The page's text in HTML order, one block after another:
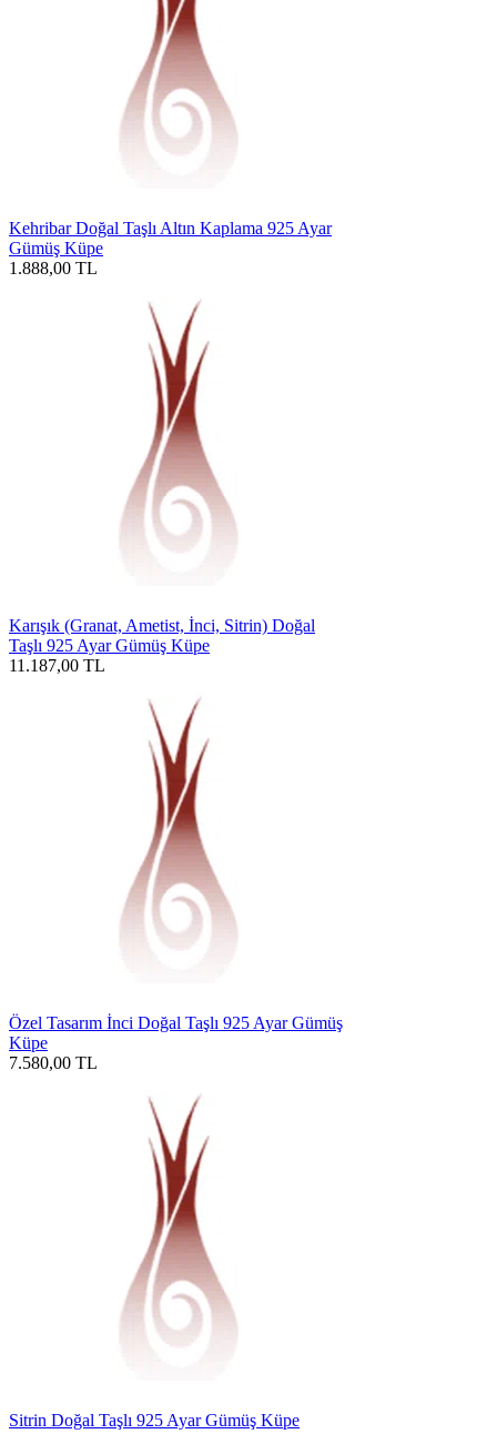
Kehribar Doğal Taşlı Altın Kaplama 925 Ayar
Gümüş Küpe
1.888,00 TL
Karışık (Granat, Ametist, İnci, Sitrin) Doğal
Taşlı 925 Ayar Gümüş Küpe
11.187,00 TL
Özel Tasarım İnci Doğal Taşlı 925 Ayar Gümüş
Küpe
7.580,00 TL
Sitrin Doğal Taşlı 925 Ayar Gümüş Küpe